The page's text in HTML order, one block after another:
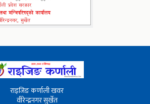
राइजिङ कर्णाली खवर
वीरेन्द्रनगर सुर्खेत